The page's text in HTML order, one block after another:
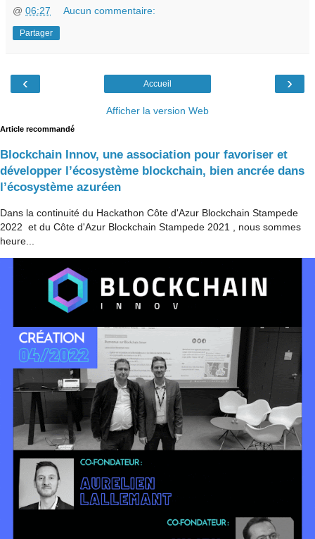
@ 06:27 Aucun commentaire:
Partager
‹ ›
Accueil
Afficher la version Web
Article recommandé
Blockchain Innov, une association pour favoriser et
développer l’écosystème blockchain, bien ancrée dans
l’écosystème azuréen
Dans la continuité du Hackathon Côte d'Azur Blockchain Stampede
2022 et du Côte d'Azur Blockchain Stampede 2021 , nous sommes
heure...